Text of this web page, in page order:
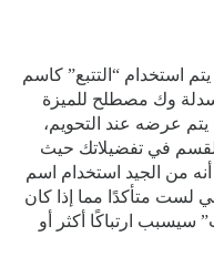
استخدام “التتبع” كاسم
وك مصطلح للميزة
عرضه عند التحويم،
في تفضيلاتك حيث
من الجيد استخدام اسم
لست متأكدًا مما إذا كان
سيسبب ارتباكًا أكثر أو